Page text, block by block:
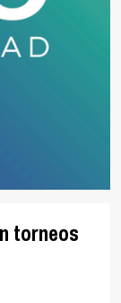
torneos